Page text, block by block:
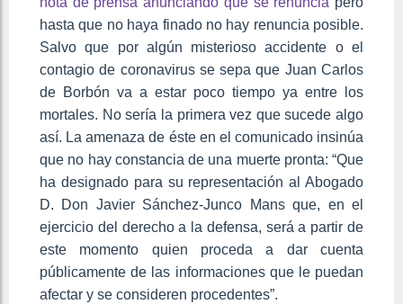
hasta que no haya finado no hay renuncia posible.
Salvo que por algún misterioso accidente o el
contagio de coronavirus se sepa que Juan Carlos
de Borbón va a estar poco tiempo ya entre los
mortales. No sería la primera vez que sucede algo
así. La amenaza de éste en el comunicado insinúa
que no hay constancia de una muerte pronta: “Que
ha designado para su representación al Abogado
D. Don Javier Sánchez-Junco Mans que, en el
ejercicio del derecho a la defensa, será a partir de
este momento quien proceda a dar cuenta
públicamente de las informaciones que le puedan
afectar y se consideren procedentes”.